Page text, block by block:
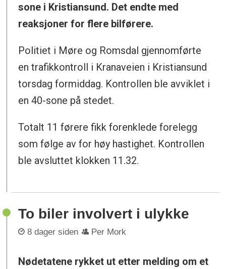
sone i Kristiansund. Det endte med
reaksjoner for flere bilførere.
Politiet i Møre og Romsdal gjennomførte
en trafikkontroll i Kranaveien i Kristiansund
torsdag formiddag. Kontrollen ble avviklet i
en 40-sone på stedet.
Totalt 11 førere fikk forenklede forelegg
som følge av for høy hastighet. Kontrollen
ble avsluttet klokken 11.32.
To biler involvert i ulykke
8 dager siden Per Mork
Nødetatene rykket ut etter melding om et